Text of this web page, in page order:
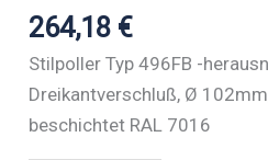
264,18 €
Stilpoller Typ 496FB -
Dreikantverschluß, Ø
beschichtet RAL 7016